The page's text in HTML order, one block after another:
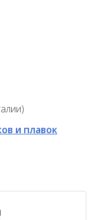
и плавок